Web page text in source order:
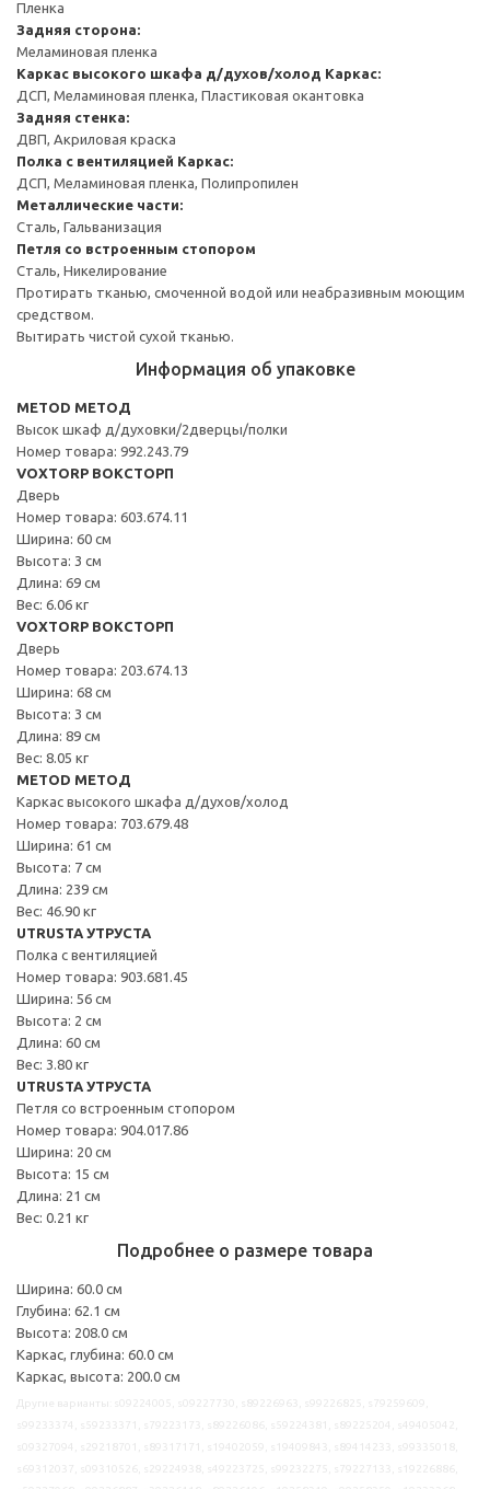
Пленка
Задняя сторона:
Меламиновая пленка
Каркас высокого шкафа д/духов/холод Каркас:
ДСП, Меламиновая пленка, Пластиковая окантовка
Задняя стенка:
ДВП, Акриловая краска
Полка с вентиляцией Каркас:
ДСП, Меламиновая пленка, Полипропилен
Металлические части:
Сталь, Гальванизация
Петля со встроенным стопором
Сталь, Никелирование
Протирать тканью, смоченной водой или неабразивным моющим
средством.
Вытирать чистой сухой тканью.
Информация об упаковке
METOD МЕТОД
Высок шкаф д/духовки/2дверцы/полки
Номер товара: 992.243.79
VOXTORP ВОКСТОРП
Дверь
Номер товара: 603.674.11
Ширина: 60 см
Высота: 3 см
Длина: 69 см
Вес: 6.06 кг
VOXTORP ВОКСТОРП
Дверь
Номер товара: 203.674.13
Ширина: 68 см
Высота: 3 см
Длина: 89 см
Вес: 8.05 кг
METOD МЕТОД
Каркас высокого шкафа д/духов/холод
Номер товара: 703.679.48
Ширина: 61 см
Высота: 7 см
Длина: 239 см
Вес: 46.90 кг
UTRUSTA УТРУСТА
Полка с вентиляцией
Номер товара: 903.681.45
Ширина: 56 см
Высота: 2 см
Длина: 60 см
Вес: 3.80 кг
UTRUSTA УТРУСТА
Петля со встроенным стопором
Номер товара: 904.017.86
Ширина: 20 см
Высота: 15 см
Длина: 21 см
Вес: 0.21 кг
Подробнее о размере товара
Ширина: 60.0 см
Глубина: 62.1 см
Высота: 208.0 см
Каркас, глубина: 60.0 см
Каркас, высота: 200.0 см